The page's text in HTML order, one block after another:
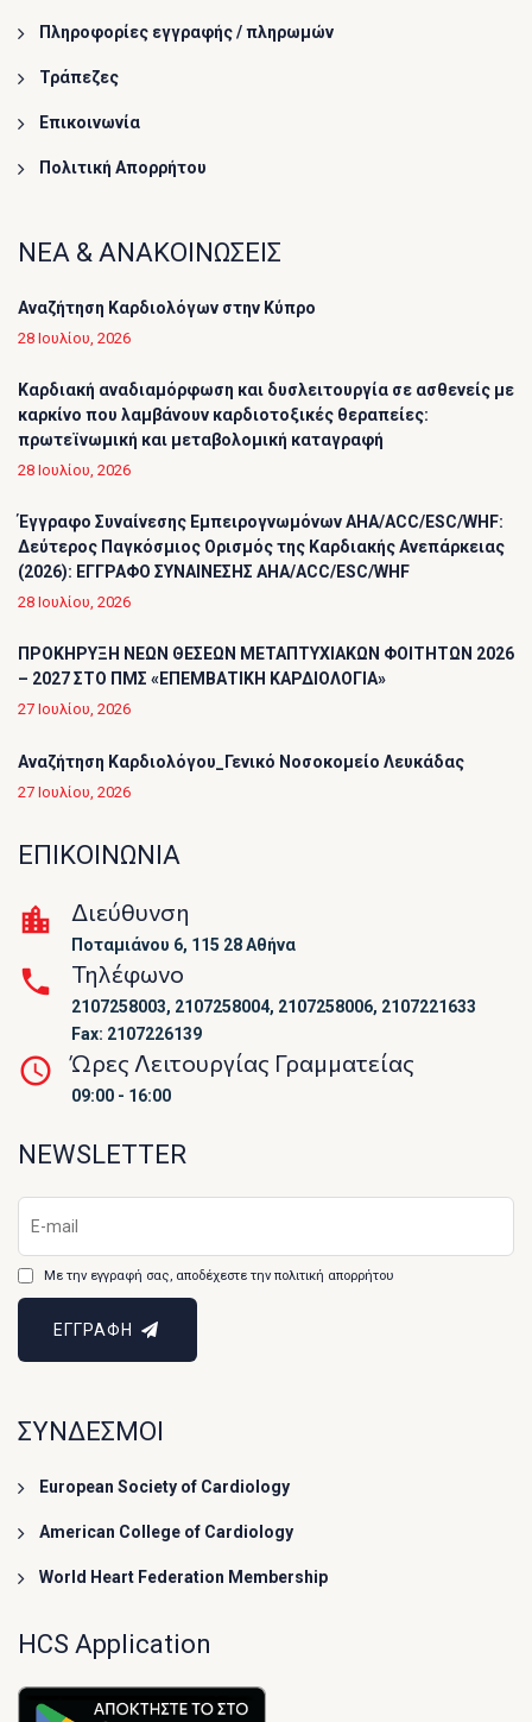
Πληροφορίες εγγραφής / πληρωμών
Τράπεζες
Επικοινωνία
Πολιτική Απορρήτου
ΝΕΑ & ΑΝΑΚΟΙΝΩΣΕΙΣ
Αναζήτηση Καρδιολόγων στην Κύπρο
28 Ιουλίου, 2026
Καρδιακή αναδιαμόρφωση και δυσλειτουργία σε ασθενείς με
καρκίνο που λαμβάνουν καρδιοτοξικές θεραπείες:
πρωτεϊνωμική και μεταβολομική καταγραφή
28 Ιουλίου, 2026
Έγγραφο Συναίνεσης Εμπειρογνωμόνων AHA/ACC/ESC/WHF:
Δεύτερος Παγκόσμιος Ορισμός της Καρδιακής Ανεπάρκειας
(2026): ΕΓΓΡΑΦΟ ΣΥΝΑΙΝΕΣΗΣ AHA/ACC/ESC/WHF
28 Ιουλίου, 2026
ΠΡΟΚΗΡΥΞΗ ΝΕΩΝ ΘΕΣΕΩΝ ΜΕΤΑΠΤΥΧΙΑΚΩΝ ΦΟΙΤΗΤΩΝ 2026
– 2027 ΣΤΟ ΠΜΣ «ΕΠΕΜΒΑΤΙΚΗ ΚΑΡΔΙΟΛΟΓΙΑ»
27 Ιουλίου, 2026
Αναζήτηση Καρδιολόγου_Γενικό Νοσοκομείο Λευκάδας
27 Ιουλίου, 2026
ΕΠΙΚΟΙΝΩΝΙΑ
Διεύθυνση
Ποταμιάνου 6, 115 28 Αθήνα
Τηλέφωνο
2107258003, 2107258004, 2107258006, 2107221633
Fax: 2107226139
Ώρες Λειτουργίας Γραμματείας
09:00 - 16:00
NEWSLETTER
Με την εγγραφή σας, αποδέχεστε την πολιτική απορρήτου
ΕΓΓΡΑΦΗ
ΣΥΝΔΕΣΜΟΙ
European Society of Cardiology
American College of Cardiology
World Heart Federation Membership
HCS Application